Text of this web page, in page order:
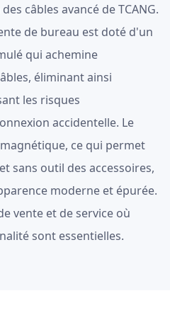
câbles avancé de TCANG.
de bureau est doté d'un
qui achemine
éliminant ainsi
les risques
accidentelle. Le
ce qui permet
sans outil des accessoires,
moderne et épurée.
vente et de service où
sont essentielles.